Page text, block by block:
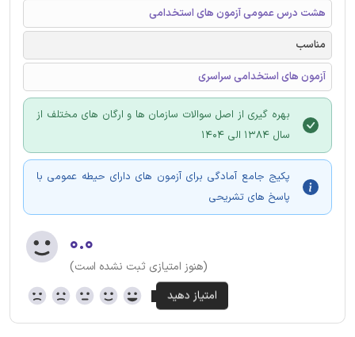
هشت درس عمومی آزمون های استخدامی
مناسب
آزمون های استخدامی سراسری
بهره گیری از اصل سوالات سازمان ها و ارگان های مختلف از
سال 1384 الی 1404
پکیج جامع آمادگی برای آزمون های دارای حیطه عمومی با
پاسخ های تشریحی
۰.۰
(هنوز امتیازی ثبت نشده است)